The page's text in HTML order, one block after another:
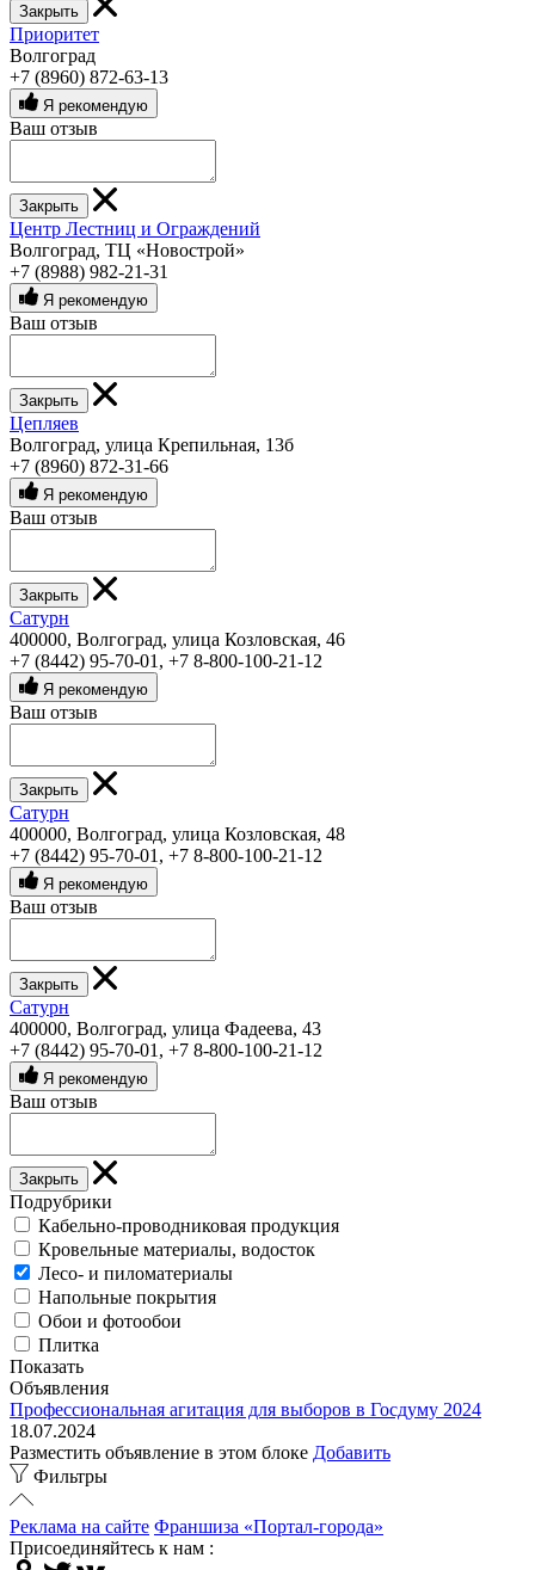
Закрыть
Приоритет
Волгоград
+7 (8960) 872-63-13
Я рекомендую
Ваш отзыв
Закрыть
Центр Лестниц и Ограждений
Волгоград, ТЦ «Новострой»
+7 (8988) 982-21-31
Я рекомендую
Ваш отзыв
Закрыть
Цепляев
Волгоград, улица Крепильная, 13б
+7 (8960) 872-31-66
Я рекомендую
Ваш отзыв
Закрыть
Сатурн
400000, Волгоград, улица Козловская, 46
+7 (8442) 95-70-01 , +7 8-800-100-21-12
Я рекомендую
Ваш отзыв
Закрыть
Сатурн
400000, Волгоград, улица Козловская, 48
+7 (8442) 95-70-01 , +7 8-800-100-21-12
Я рекомендую
Ваш отзыв
Закрыть
Сатурн
400000, Волгоград, улица Фадеева, 43
+7 (8442) 95-70-01 , +7 8-800-100-21-12
Я рекомендую
Ваш отзыв
Закрыть
Подрубрики
Кабельно-проводниковая продукция
Кровельные материалы, водосток
Лесо- и пиломатериалы
Напольные покрытия
Обои и фотообои
Плитка
Показать
Объявления
Профессиональная агитация для выборов в Госдуму 2024
18.07.2024
Разместить объявление в этом блоке Добавить
Фильтры
Реклама на сайте Франшиза «Портал-города»
Присоединяйтесь к нам :